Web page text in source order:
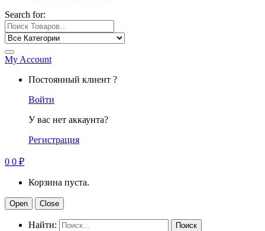
Search for:
My Account
Постоянный клиент ?
Войти
У вас нет аккаунта?
Регистрация
0 0 ₽
Корзина пуста.
Open Close
Найти: